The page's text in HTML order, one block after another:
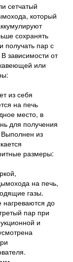
сетчатый
который
сохранять
пар с
зависимости от
или
из себя
на печь
место, в
для получения
из
размеры:
на печь,
газы.
до
пар при
и